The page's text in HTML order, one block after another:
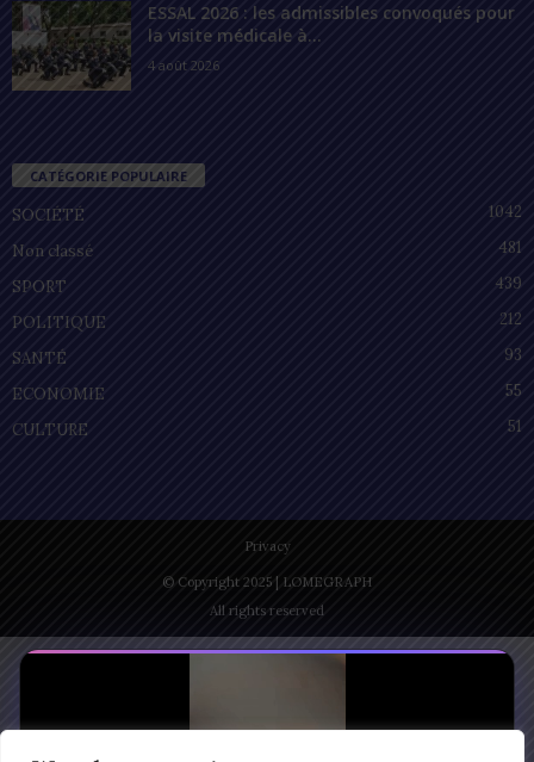
ESSAL 2026 : les admissibles convoqués pour
la visite médicale à...
4 août 2026
CATÉGORIE POPULAIRE
SOCIÉTÉ
1042
Non classé
481
SPORT
439
POLITIQUE
212
SANTÉ
93
ECONOMIE
55
CULTURE
51
Privacy
© Copyright 2025 | LOMEGRAPH
All rights reserved